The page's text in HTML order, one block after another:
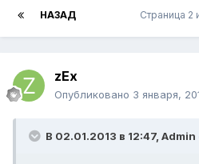
НАЗАД Страница 2
zEx
Опубликовано 3 января,
В 02.01.2013 в 12:47, Admin